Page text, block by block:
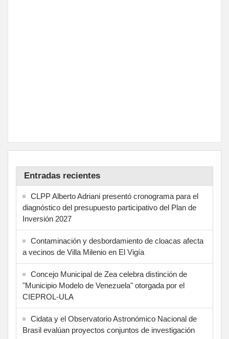
Entradas recientes
CLPP Alberto Adriani presentó cronograma para el
diagnóstico del presupuesto participativo del Plan de
Inversión 2027
Contaminación y desbordamiento de cloacas afecta
a vecinos de Villa Milenio en El Vigía
Concejo Municipal de Zea celebra distinción de
"Municipio Modelo de Venezuela" otorgada por el
CIEPROL-ULA
Cidata y el Observatorio Astronómico Nacional de
Brasil evalúan proyectos conjuntos de investigación